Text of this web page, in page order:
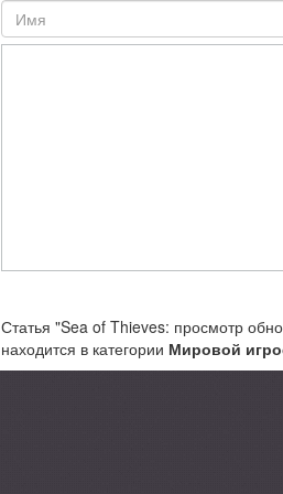
Статья "Sea of Thieves: просмотр
находится в категории Мировой